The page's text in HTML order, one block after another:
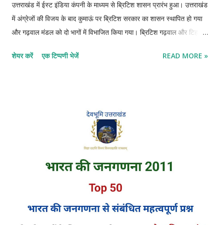
उत्तराखंड में ईस्ट इंडिया कंपनी के माध्यम से ब्रिटिश शासन प्रारंभ हुआ। उत्तराखंड
में अंग्रेजों की विजय के बाद कुमाऊं पर ब्रिटिश सरकार का शासन स्थापित हो गया
और गढ़वाल मंडल को दो भागों में विभाजित किया गया। ब्रिटिश गढ़वाल और टिहरी
शासक सुदर्शन शाह को दे दिया। जहां सुदर्शन शाह ने टिहरी को नई राजधानी बनाकर
को देखते हुए 1815 में कुमाऊं पर गैर-विनियमित क्षेत्र के रूप में शासन स्थापित
किया अर्थात इस क्षेत्र में बंगाल प्रेसिडेंसी के अधिनियम पूर्ण रुप से लागू नहीं किए
गए। कुछ को आंशिक रूप से प्रभावी किया गया तथा लेकिन अधिकांश नियम स्थानीय
प्रांतों के जिला प्रमु...
शेयर करें एक टिप्पणी भेजें READ MORE »